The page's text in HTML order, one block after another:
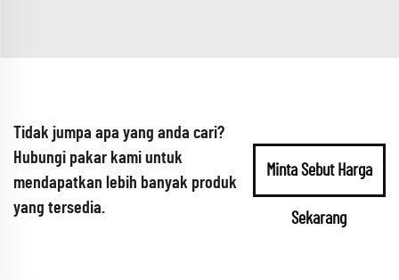
Tidak jumpa apa yang anda cari?
Hubungi pakar kami untuk
mendapatkan lebih banyak produk
yang tersedia.
Minta Sebut Harga
Sekarang